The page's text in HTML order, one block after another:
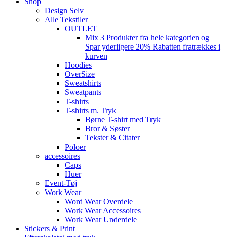
Design Selv
Alle Tekstiler
OUTLET
Mix 3 Produkter fra hele kategorien og
Spar yderligere 20% Rabatten fratrækkes i
kurven
Hoodies
OverSize
Sweatshirts
Sweatpants
T-shirts
T-shirts m. Tryk
Børne T-shirt med Tryk
Bror & Søster
Tekster & Citater
Poloer
accessoires
Caps
Huer
Event-Tøj
Work Wear
Word Wear Overdele
Work Wear Accessoires
Work Wear Underdele
Stickers & Print